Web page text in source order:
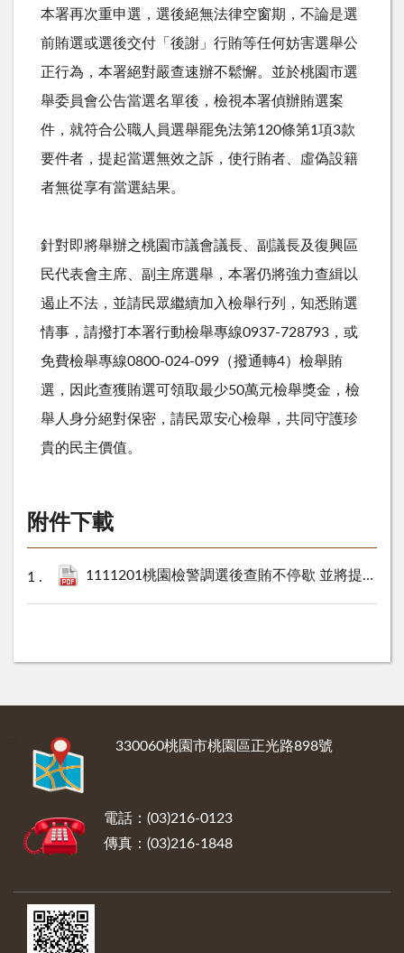
本署再次重申選，選後絕無法律空窗期，不論是選
前賄選或選後交付「後謝」行賄等任何妨害選舉公
正行為，本署絕對嚴查速辦不鬆懈。並於桃園市選
舉委員會公告當選名單後，檢視本署偵辦賄選案
件，就符合公職人員選舉罷免法第120條第1項3款
要件者，提起當選無效之訴，使行賄者、虛偽設籍
者無從享有當選結果。
針對即將舉辦之桃園市議會議長、副議長及復興區
民代表會主席、副主席選舉，本署仍將強力查緝以
遏止不法，並請民眾繼續加入檢舉行列，知悉賄選
情事，請撥打本署行動檢舉專線0937-728793，或
免費檢舉專線0800-024-099（撥通轉4）檢舉賄
選，因此查獲賄選可領取最少50萬元檢舉獎金，檢
舉人身分絕對保密，請民眾安心檢舉，共同守護珍
貴的民主價值。
附件下載
1111201桃園檢警調選後查賄不停歇 並將提起當選無效之訴新聞稿.docx.pdf
330060桃園市桃園區正光路898號
電話：(03)216-0123
傳真：(03)216-1848